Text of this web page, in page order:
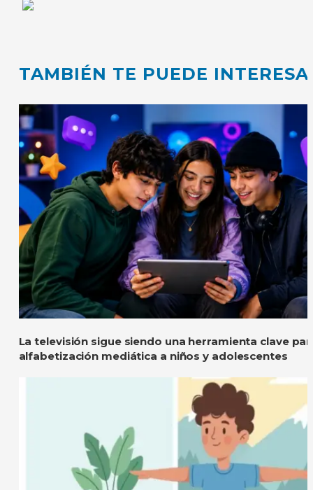
TAMBIÉN TE PUEDE
La televisión sigue siendo una herramienta clave
alfabetización mediática a niños y adolescentes